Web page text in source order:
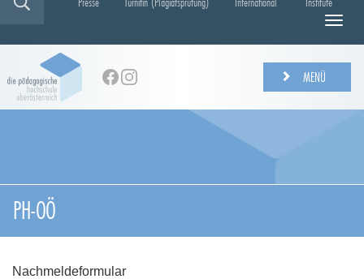
N
g
a
MENÜ
PH-OÖ
Nachmeldeformular